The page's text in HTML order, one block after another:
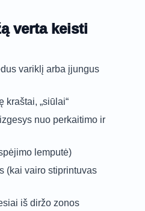
verta keisti
variklį arba įjungus
kraštai, „siūlai“
nuo perkaitimo ir
lemputė)
(kai vairo stiprintuvas
iš diržo zonos